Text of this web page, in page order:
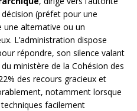
(préfet pour une
une alternative ou un
L’administration dispose
répondre, son silence valant
ministère de la Cohésion des
des recours gracieux et
notamment lorsque
facilement